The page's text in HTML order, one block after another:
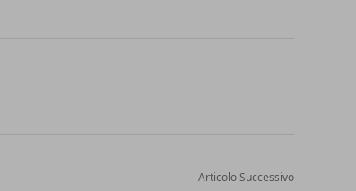
Articolo Successivo